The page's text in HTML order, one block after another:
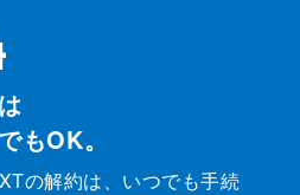
もOK。
の解約は、いつでも手続